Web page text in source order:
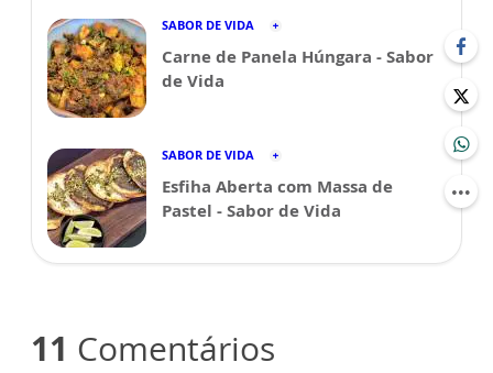
SABOR DE VIDA
Carne de Panela Húngara - Sabor
de Vida
SABOR DE VIDA
Esfiha Aberta com Massa de
Pastel - Sabor de Vida
11 Comentários